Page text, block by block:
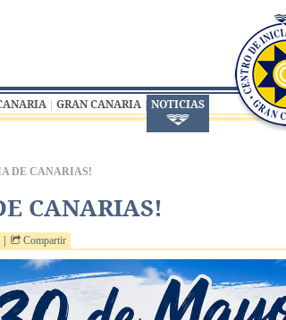
GRAN CANARIA NOTICIAS
DE CANARIAS!
CANARIAS!
Compartir